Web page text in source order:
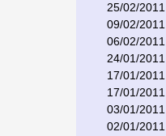
25/02/2011
09/02/2011
06/02/2011
24/01/2011
17/01/2011
17/01/2011
03/01/2011
02/01/2011